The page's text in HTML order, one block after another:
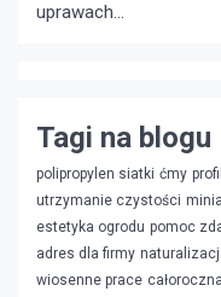
uprawach...
Tagi na blogu
polipropylen siatki ćmy
utrzymanie czystości
estetyka ogrodu pomoc
adres dla firmy
wiosenne prace